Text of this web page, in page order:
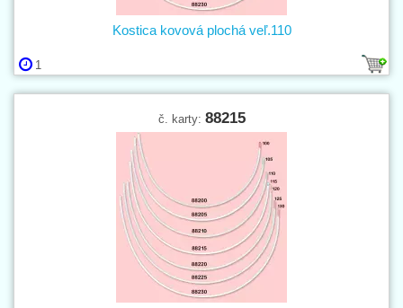
1
Kostica kovová plochá veľ.110
č. karty: 88215